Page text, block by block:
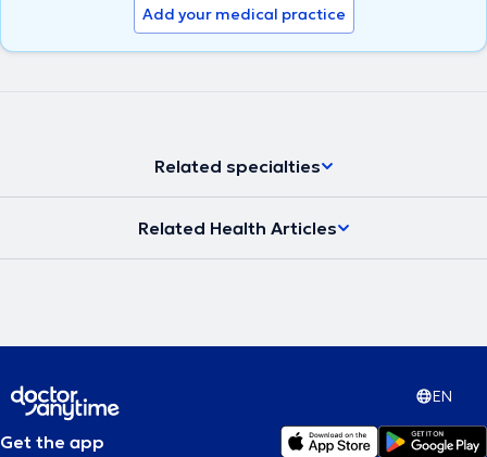
Add your medical practice
Related specialties
Related Health Articles
EN
Get the app